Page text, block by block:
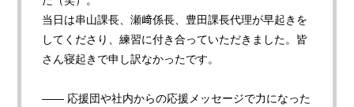
当日は串山課長、瀬﨑係長、豊田課長代理が早起きを
してくださり、練習に付き合っていただきました。皆
さん寝起きで申し訳なかったです。
—— 応援団や社内からの応援メッセージで力になった